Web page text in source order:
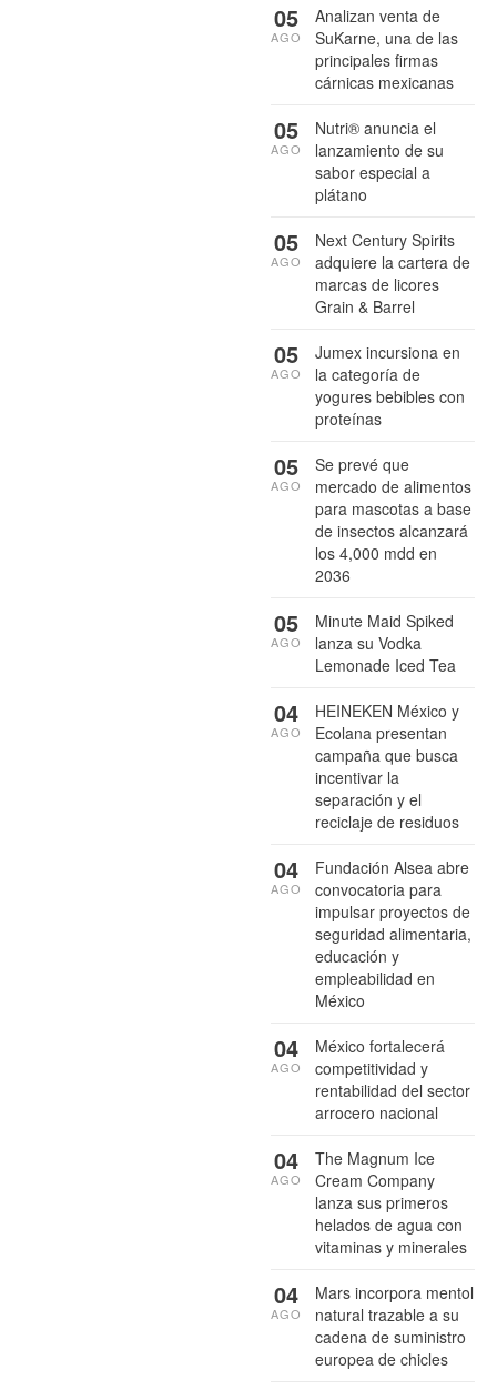
Analizan venta de
SuKarne, una de las
principales firmas
cárnicas mexicanas
05
AGO
Nutri® anuncia el
lanzamiento de su
sabor especial a
plátano
05
AGO
Next Century Spirits
adquiere la cartera de
marcas de licores
Grain & Barrel
05
AGO
Jumex incursiona en
la categoría de
yogures bebibles con
proteínas
05
AGO
Se prevé que
mercado de alimentos
para mascotas a base
de insectos alcanzará
los 4,000 mdd en
2036
05
AGO
Minute Maid Spiked
lanza su Vodka
Lemonade Iced Tea
05
AGO
HEINEKEN México y
Ecolana presentan
campaña que busca
incentivar la
separación y el
reciclaje de residuos
04
AGO
Fundación Alsea abre
convocatoria para
impulsar proyectos de
seguridad alimentaria,
educación y
empleabilidad en
México
04
AGO
México fortalecerá
competitividad y
rentabilidad del sector
arrocero nacional
04
AGO
The Magnum Ice
Cream Company
lanza sus primeros
helados de agua con
vitaminas y minerales
04
AGO
Mars incorpora mentol
natural trazable a su
cadena de suministro
europea de chicles
04
AGO